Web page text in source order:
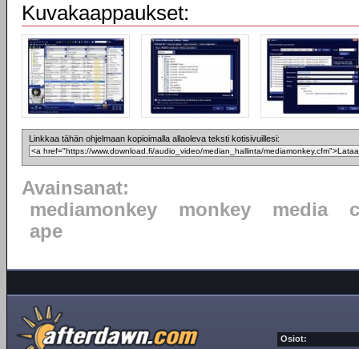
Kuvakaappaukset:
Linkkaa tähän ohjelmaan kopioimalla allaoleva teksti kotisivuillesi:
Avainsanat:
mediamonkey
monkey media
ape
Osiot: